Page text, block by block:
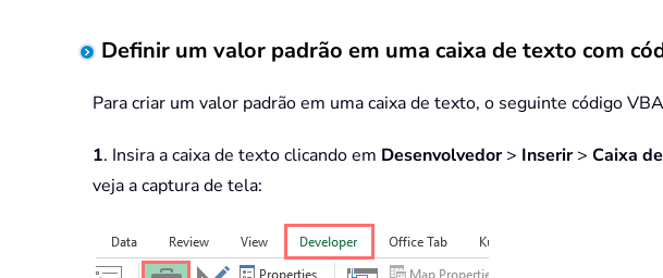
Definir um valor padrão em uma caixa de texto com
Para criar um valor padrão em uma caixa de texto, o seguinte código
1. Insira a caixa de texto clicando em Desenvolvedor> Inserir> Caixa
veja a captura de tela: